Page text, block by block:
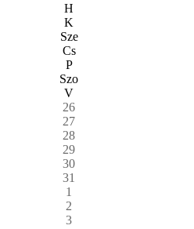
H
K
Sze
Cs
P
Szo
V
26
27
28
29
30
31
1
2
3